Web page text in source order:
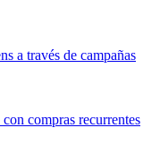
a través de campañas
compras recurrentes